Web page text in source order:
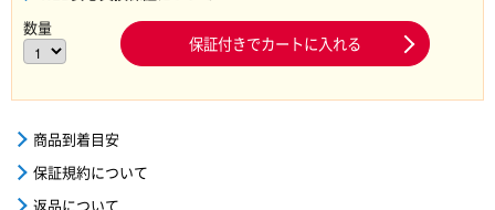
数量
保証付きでカートに入れる
商品到着目安
保証規約について
返品について